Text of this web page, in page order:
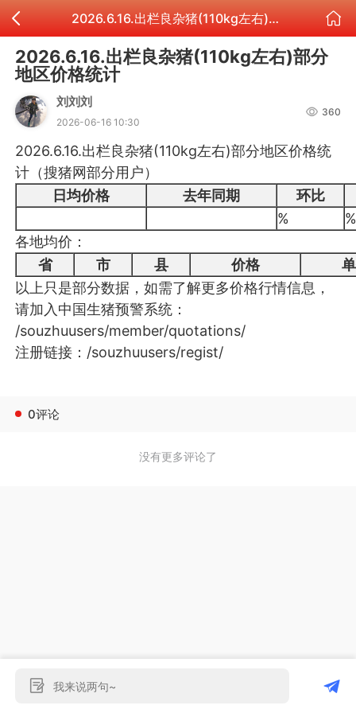
2026.6.16.出栏良杂猪(110kg左右)部分地区价格统计
2026.6.16.出栏良杂猪(110kg左右)部分
地区价格统计
刘刘刘
2026-06-16 10:30
360
2026.6.16.出栏良杂猪(110kg左右)部分地区价格统
计（搜猪网部分用户）
日均价格
去年同期
环比
%
各地均价：
省
市 县 价格
以上只是部分数据，如需了解更多价格行情信息，
请加入中国生猪预警系统：
/souzhuusers/member/quotations/
注册链接： /souzhuusers/regist/
0评论
没有更多评论了